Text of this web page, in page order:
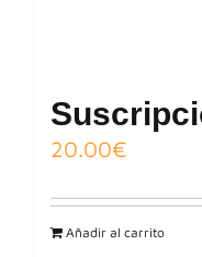
20.00€
Añadir al carrito